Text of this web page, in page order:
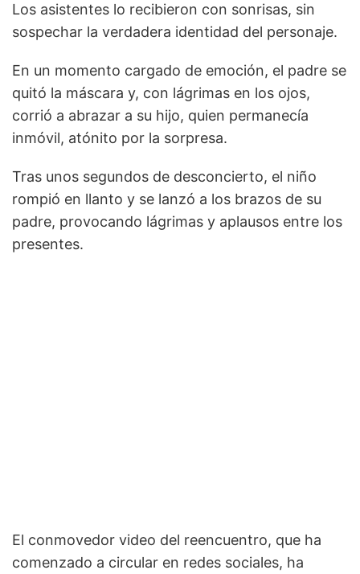
Los asistentes lo recibieron con sonrisas, sin
sospechar la verdadera identidad del personaje.
En un momento cargado de emoción, el padre se
quitó la máscara y, con lágrimas en los ojos,
corrió a abrazar a su hijo, quien permanecía
inmóvil, atónito por la sorpresa.
Tras unos segundos de desconcierto, el niño
rompió en llanto y se lanzó a los brazos de su
padre, provocando lágrimas y aplausos entre los
presentes.
El conmovedor video del reencuentro, que ha
comenzado a circular en redes sociales, ha